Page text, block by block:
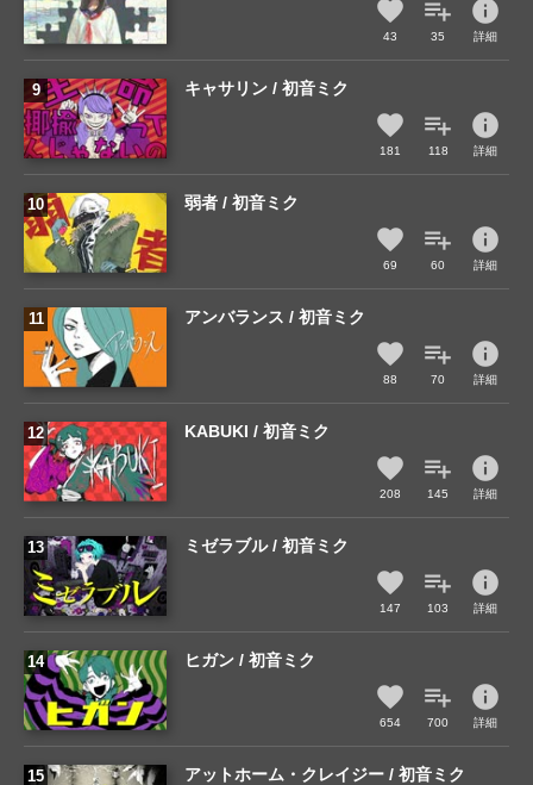
43 35
info
詳細
キャサリン / 初音ミク
181 118
info
詳細
弱者 / 初音ミク
69 60
info
詳細
アンバランス / 初音ミク
88 70
info
詳細
KABUKI / 初音ミク
208 145
info
詳細
ミゼラブル / 初音ミク
147 103
info
詳細
ヒガン / 初音ミク
654 700
info
詳細
アットホーム・クレイジー / 初音ミク